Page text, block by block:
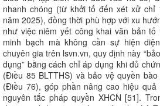
nhanh chóng (từ khởi tố đến xét xử chỉ
năm 2025), đồng thời phù hợp với xu
như việc niêm yết công khai văn bản
minh bạch mà không cần sự hiện
chuyên gia trên lsvn.vn, quy định này
dụng” bằng cách chỉ áp dụng khi đủ
(Điều 85 BLTTHS) và bảo vệ quyền
(Điều 76), góp phần nâng cao hiệu
nguyên tắc pháp quyền XHCN [51].